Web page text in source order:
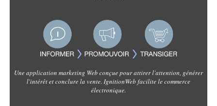
Une application marketing Web conçue pour attirer l'attention, générer
l'intérêt et conclure la vente. IgnitionWeb facilite le commerce
électronique.